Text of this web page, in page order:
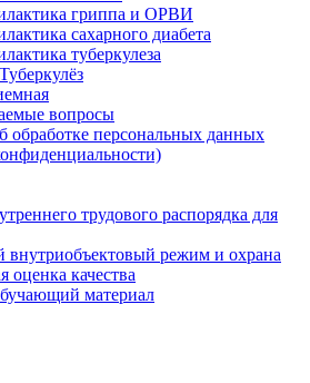
гриппа и ОРВИ
сахарного диабета
туберкулеза
Туберкулёз
вопросы
обработке персональных данных
трудового распорядка для
внутриобъектовый режим и охрана
оценка качества
материал